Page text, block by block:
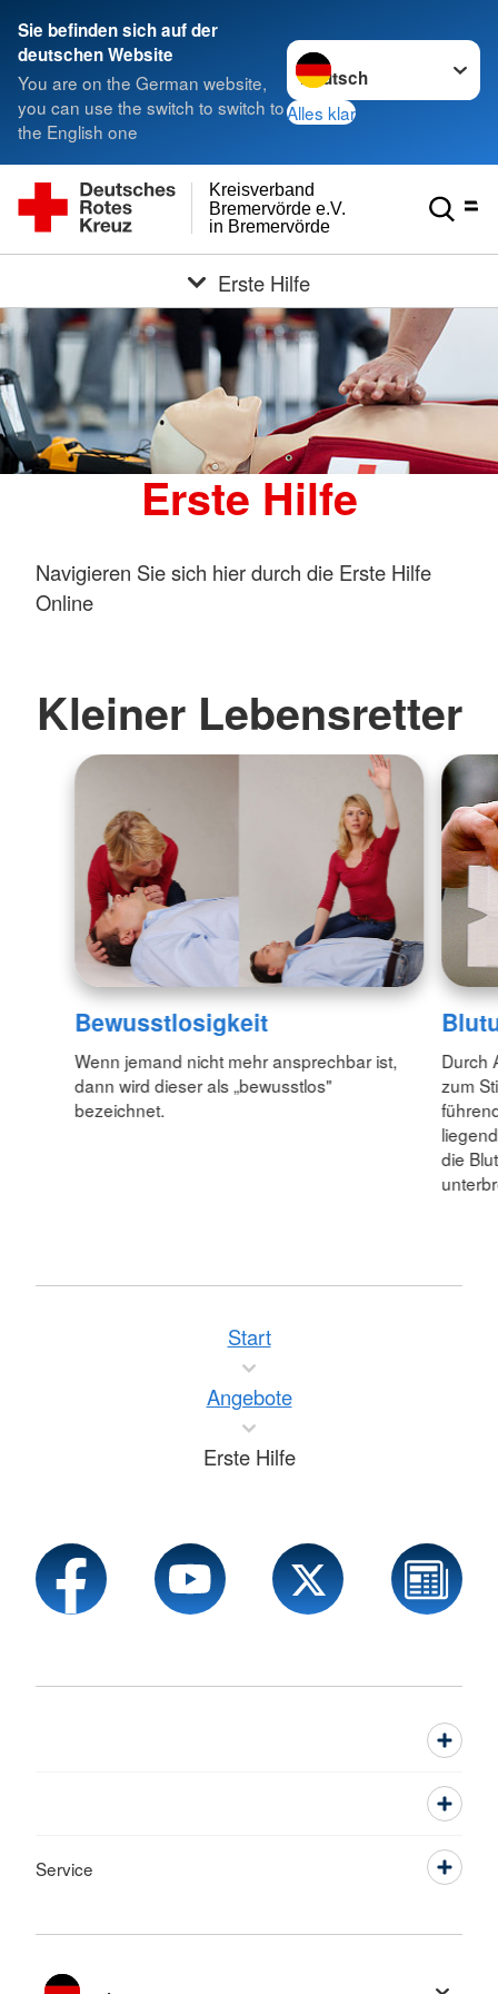
Sie befinden sich auf der
deutschen Website
You are on the German website,
you can use the switch to switch to
the English one
Sprache wechseln zu
Alles klar
in Bremervörde
Bremervörde e.V.
Kreisverband
Erste Hilfe
Erste Hilfe
Navigieren Sie sich hier durch die Erste Hilfe
Online
Kleiner Lebensretter
Bewusstlosigkeit
Wenn jemand nicht mehr ansprechbar ist,
dann wird dieser als „bewusstlos"
bezeichnet.
Durch
zum
die
Start
Angebote
Erste Hilfe
Service
Sprache wechseln zu